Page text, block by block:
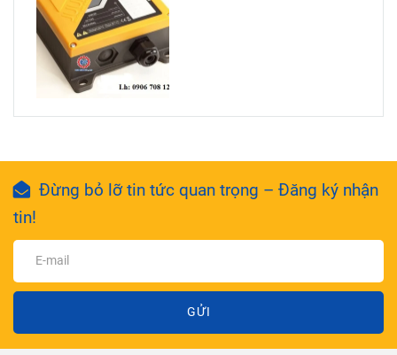
Đừng bỏ lỡ tin tức quan trọng – Đăng ký nhận
tin!
GỬI